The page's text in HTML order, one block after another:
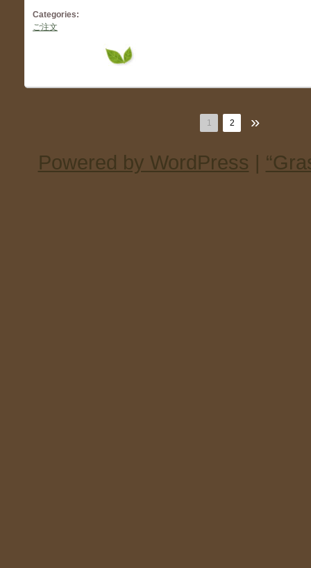
Categories:
ご注文
1 2 »
Powered by WordPress |